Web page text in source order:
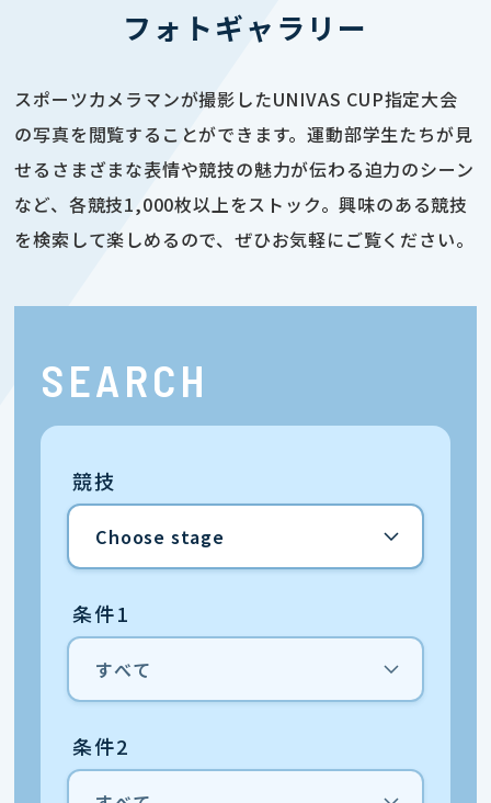
フォトギャラリー
スポーツカメラマンが撮影したUNIVAS CUP指定大会
の写真を閲覧することができます。運動部学生たちが見
せるさまざまな表情や競技の魅力が伝わる迫力のシーン
など、各競技1,000枚以上をストック。興味のある競技
を検索して楽しめるので、ぜひお気軽にご覧ください。
SEARCH
競技
条件1
条件2